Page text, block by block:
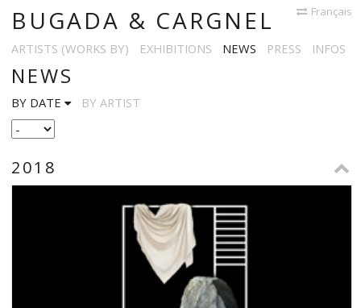
BUGADA & CARGNEL Français
ARTISTS (WORKS BY) EXHIBITIONS NEWS PRESS INFOS
NEWS
BY DATE BY ARTIST
2018